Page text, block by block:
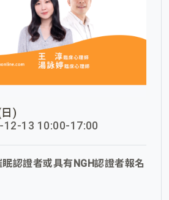
)
12-13 10:00-17:00
認證者或具有NGH認證者報名